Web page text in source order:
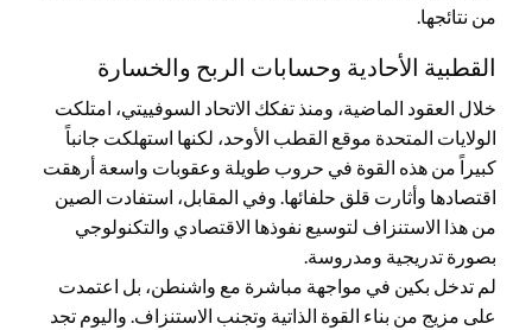
من نتائجها.
القطبية الأحادية وحسابات الربح والخسارة
خلال العقود الماضية، ومنذ تفكك الاتحاد السوفييتي، امتلكت
الولايات المتحدة موقع القطب الأوحد، لكنها استهلكت جانباً
كبيراً من هذه القوة في حروب طويلة وعقوبات واسعة أرهقت
اقتصادها وأثارت قلق حلفائها. وفي المقابل، استفادت الصين
من هذا الاستنزاف لتوسيع نفوذها الاقتصادي والتكنولوجي
بصورة تدريجية ومدروسة.
لم تدخل بكين في مواجهة مباشرة مع واشنطن، بل اعتمدت
على مزيج من بناء القوة الذاتية وتجنب الاستنزاف. واليوم تجد